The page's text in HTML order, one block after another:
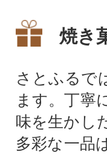
焼き
さとふるで
ます。丁寧
味を生かし
多彩な一品